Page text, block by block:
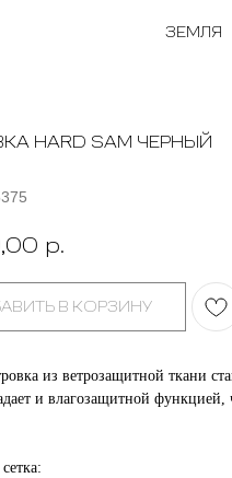
ЗЕМЛЯ
HARD SAM ЧЕРНЫЙ
р.
В КОРЗИНУ
из ветрозащитной ткани
и влагозащитной функцией,